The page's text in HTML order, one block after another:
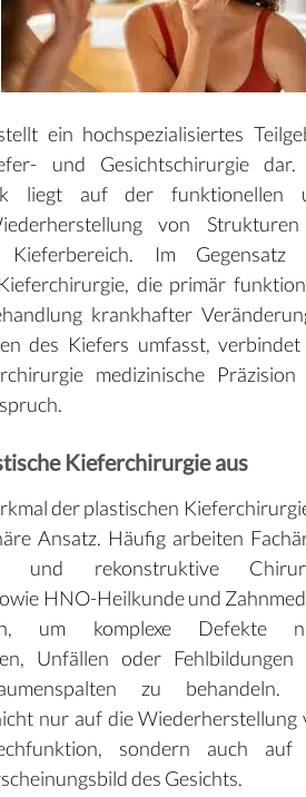
ein hochspezialisiertes
und Gesichtschirurgie
liegt auf der funktionellen
von
Im Gegensatz
die primär
krankhafter
des Kiefers umfasst,
medizinische
Kieferchirurgie aus
der plastischen
Ansatz. Häufig arbeiten
und rekonstruktive
HNO-Heilkunde und
um komplexe Defekte
Unfällen oder Fehlbildungen
zu behandeln.
nur auf die Wiederherstellung
sondern auch auf
des Gesichts.